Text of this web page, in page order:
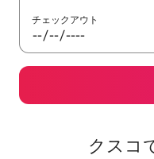
チェックアウト
クスコ